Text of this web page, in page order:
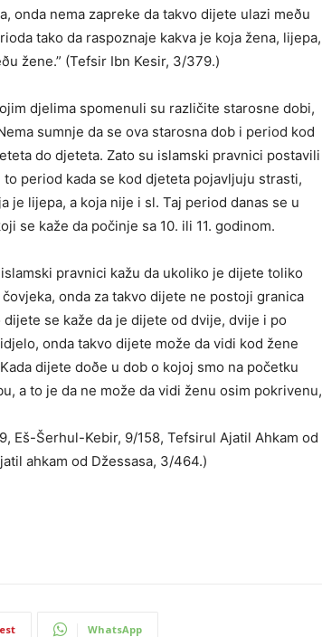
onda nema zapreke da takvo dijete ulazi meðu
tako da raspoznaje kakva je koja žena, lijepa,
žene.” (Tefsir Ibn Kesir, 3/379.)
djelima spomenuli su različite starosne dobi,
sumnje da se ova starosna dob i period kod
do djeteta. Zato su islamski pravnici postavili
period kada se kod djeteta pojavljuju strasti,
je lijepa, a koja nije i sl. Taj period danas se u
se kaže da počinje sa 10. ili 11. godinom.
pravnici kažu da ukoliko je dijete toliko
onda za takvo dijete ne postoji granica
se kaže da je dijete od dvije, dvije i po
onda takvo dijete može da vidi kod žene
dijete doðe u dob o kojoj smo na početku
a to je da ne može da vidi ženu osim pokrivenu,
Eš-Šerhul-Kebir, 9/158, Tefsirul Ajatil Ahkam od
ahkam od Džessasa, 3/464.)
WhatsApp